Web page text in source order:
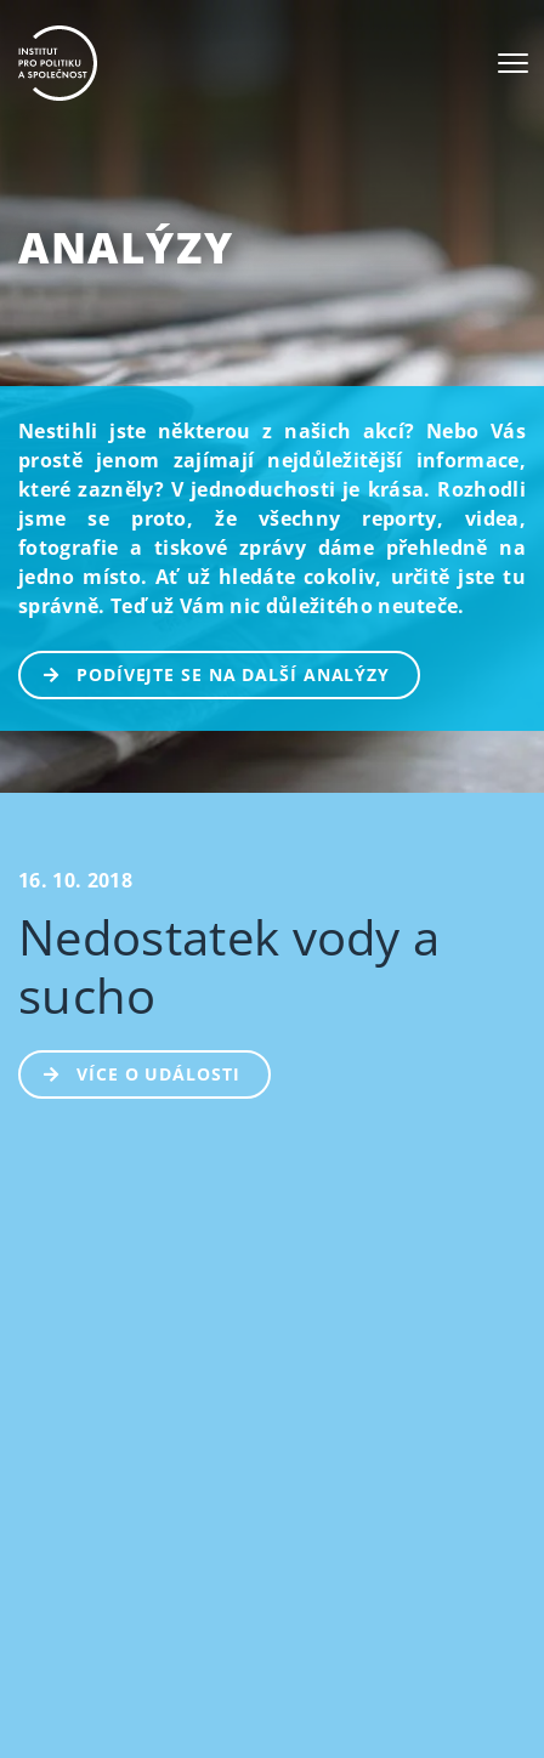
ANALÝZY
Nestihli jste některou z našich akcí? Nebo Vás
prostě jenom zajímají nejdůležitější informace,
které zazněly? V jednoduchosti je krása. Rozhodli
jsme se proto, že všechny reporty, videa,
fotografie a tiskové zprávy dáme přehledně na
jedno místo. Ať už hledáte cokoliv, určitě jste tu
správně. Teď už Vám nic důležitého neuteče.
PODÍVEJTE SE NA DALŠÍ ANALÝZY
16. 10. 2018
Nedostatek vody a
sucho
VÍCE O UDÁLOSTI